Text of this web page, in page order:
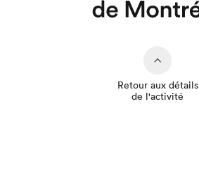
Retour aux détails
de l'activité